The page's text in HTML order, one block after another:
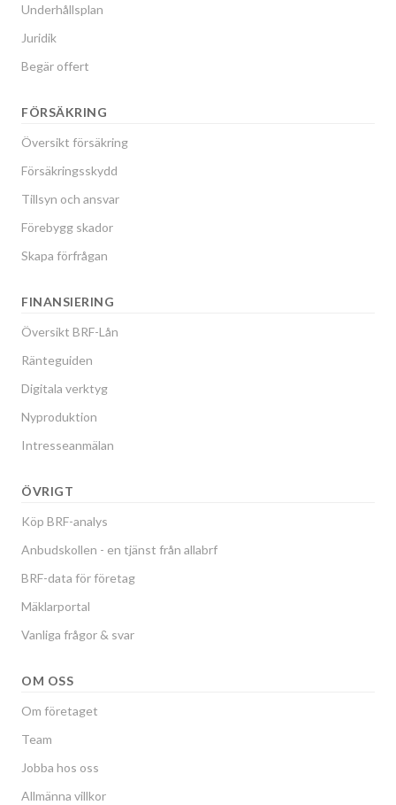
Underhållsplan
Juridik
Begär offert
FÖRSÄKRING
Översikt försäkring
Försäkringsskydd
Tillsyn och ansvar
Förebygg skador
Skapa förfrågan
FINANSIERING
Översikt BRF-Lån
Ränteguiden
Digitala verktyg
Nyproduktion
Intresseanmälan
ÖVRIGT
Köp BRF-analys
Anbudskollen - en tjänst från allabrf
BRF-data för företag
Mäklarportal
Vanliga frågor & svar
OM OSS
Om företaget
Team
Jobba hos oss
Allmänna villkor